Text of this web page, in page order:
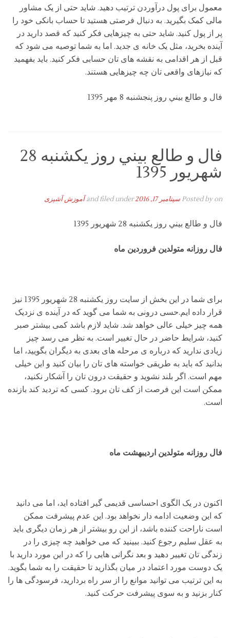
معمول برای پول درآوردن ترتیب دهید. شاید حتی از یک مشاور
مالی کمک بگیرید. به دنبال فرصتی هستید تا حساب بانکی خود را
پر از پول کنید. شاید حتی به چیزهایی فکر کنید که قصد دارید در
آینده بخرید، مثل یک خانه ی جدید. اما به شما توصیه می شود که
قبل از هر اقدامی به نقشه های تان حسابی فکر کنید. باید بفهمید
که نیازهای واقعی تان چه چیزهایی هستند.
فال و طالع بيني روز پنجشنبه 8 مهر 1395
فال و طالع بيني روز یکشنبه 28
شهريور 1395
Posted byon سپتامبر 17, 2016 and filed under آموزش آشپزی
فال و طالع بيني روز یکشنبه 28 شهريور 1395
فال روزانه متولدین فروردین ماه
برای شما در این بخش از سایت روز یکشنبه 28 شهريور 1395 نیز
قرار داده ایم.حسی درونی به شما می گوید که در آینده ی نزدیک
همه چیز خیلی عالی خواهد شد. شاید لازم باشد کمی بیشتر صبر
کنید، شرایط حاضر در حال تغییر است. به نظر می رسد چیز
زیادی ندارید که درباره ی مرحله های بعدی به دیگران بگویید، اما
بدانید که باید به طریقی خواسته های تان را بیان کنید و این خیلی
مهم است. اگر بلند نشوید و حقیقت درون تان را آشکار نکنید،
ممکن است این فرصت از کف تان برود. کسی که تردید کند بازنده
است.
فال روزانه متولدین اردیبهشت ماه
اکنون در یک الگوی احساسی قدیمی گیر افتاده اید، اما می دانید
که این وضعیت ادامه دار نخواهد بود. این عدم پیشرفت ممکن
است ناراحت کننده باشد، از این رو بیشتر از هر زمان دیگری باید
به عقل سلیم رجوع کنید. ببینید که می خواهید چه چیزی را در
زندگی تان تغییر دهید و بعد نگرانی هایی را که در این مورد دارید با
یک دوست مورد اعتماد در میان بگذارید تا حقیقت را به شما بگوید.
به این ترتیب می توانید موانع را از سر راه بردارید، فرسودگی ها را
کنار بزنید و به سوی پیشرفت حرکت کنید.